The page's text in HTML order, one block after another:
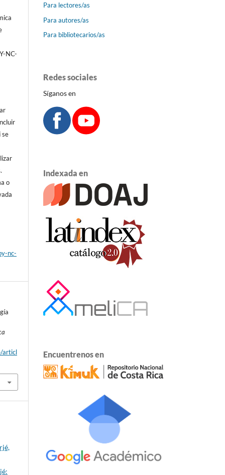
NC-
se
o
nc-
articl
Para lectores/as
Para autores/as
Para bibliotecarios/as
Redes sociales
Síganos en
Indexada en
Encuentrenos en